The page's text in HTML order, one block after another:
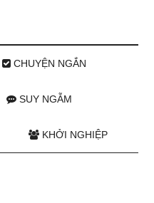
CHUYỆN NGẮN
SUY NGẪM
KHỞI NGHIỆP